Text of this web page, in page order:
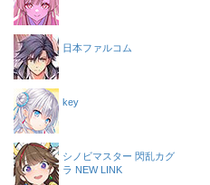
日本ファルコム
key
シノビマスター 閃乱カグ
ラ NEW LINK